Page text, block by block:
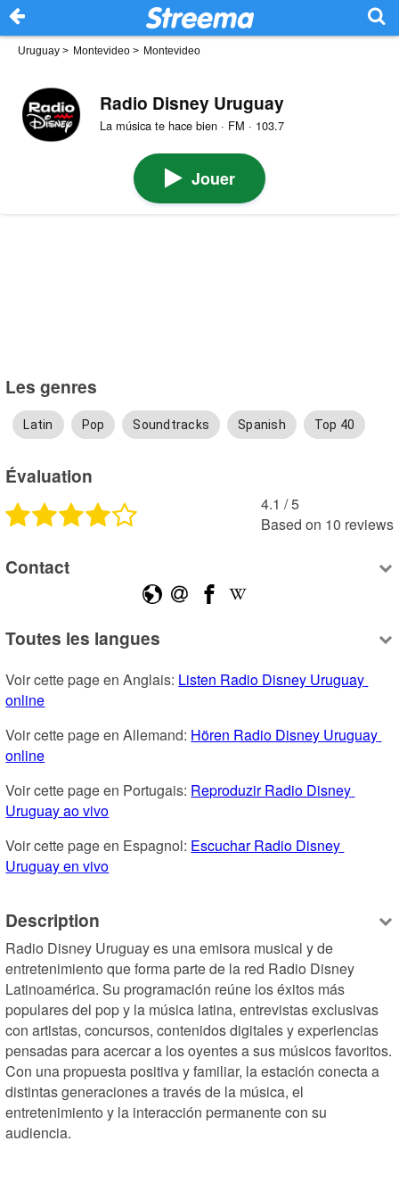
Uruguay > Montevideo > Montevideo
Radio Disney Uruguay
La música te hace bien · FM · 103.7
Jouer
Les genres
Latin Pop Soundtracks Spanish Top 40
Évaluation
4.1 /5
Based on 10 reviews
Contact
Toutes les langues
Voir cette page en Anglais: Listen Radio Disney Uruguay
online
Voir cette page en Allemand: Hören Radio Disney Uruguay
online
Voir cette page en Portugais: Reproduzir Radio Disney
Uruguay ao vivo
Voir cette page en Espagnol: Escuchar Radio Disney
Uruguay en vivo
Description
Radio Disney Uruguay es una emisora musical y de
entretenimiento que forma parte de la red Radio Disney
Latinoamérica. Su programación reúne los éxitos más
populares del pop y la música latina, entrevistas exclusivas
con artistas, concursos, contenidos digitales y experiencias
pensadas para acercar a los oyentes a sus músicos favoritos.
Con una propuesta positiva y familiar, la estación conecta a
distintas generaciones a través de la música, el
entretenimiento y la interacción permanente con su
audiencia.